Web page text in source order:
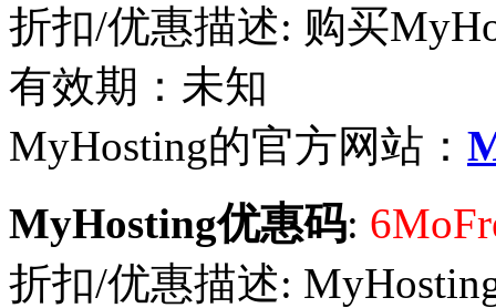
折扣/优惠描述: 购买
有效期：未知
MyHosting的官方网站：
MyHosting优惠码:
折扣/优惠描述: